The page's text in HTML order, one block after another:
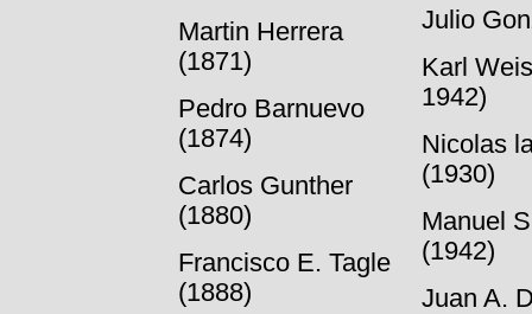
Martin Herrera
(1871)
Pedro Barnuevo
(1874)
Carlos Gunther
(1880)
Francisco E. Tagle
(1888)
Julio
Karl
1942)
Nicolas
(1930)
Manuel
(1942)
Juan A.